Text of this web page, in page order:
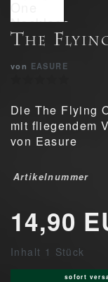
The
von EASURE
Die The Flying
mit fliegendem
von Easure
Artikelnummer
14,90
Inhalt 1 Stück
sofort